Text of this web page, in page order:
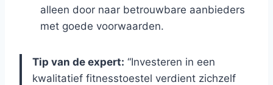
alleen door naar betrouwbare aanbieders
met goede voorwaarden.
Tip van de expert: “Investeren in een
kwalitatief fitnesstoestel verdient zichzelf